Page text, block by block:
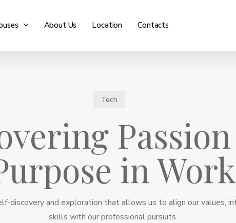
About Us Location Contacts
Tech
in Work
discovery and exploration that allows us to align our values,
skills with our professional pursuits.